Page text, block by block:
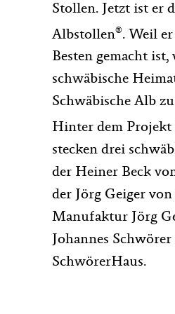
Stollen. Jetzt ist er
Albstollen®. Weil
Besten gemacht ist,
schwäbische
Schwäbische Alb
Hinter dem
stecken drei
der Heiner Beck
der Jörg Geiger von
Manufaktur Jörg
Johannes
SchwörerHaus.